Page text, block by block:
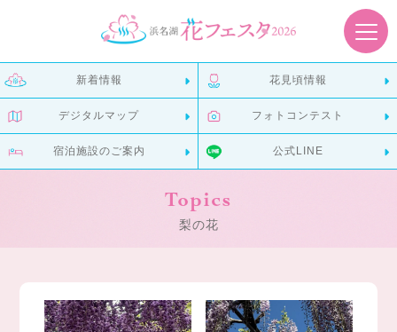
新着情報 花見頃情報
デジタルマップ フォトコンテスト
宿泊施設のご案内 公式LINE
Topics
梨の花